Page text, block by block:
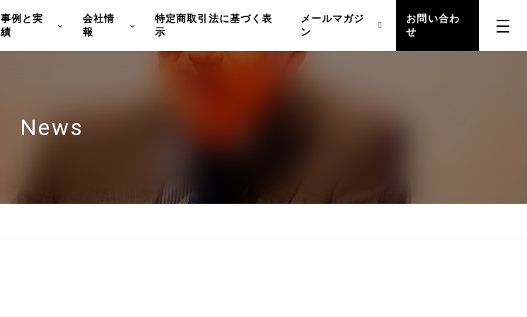
事例と実
績
会社情
報
特定商取引法に基づく表
示
メールマガジ
ン
お問い合わ
せ
News